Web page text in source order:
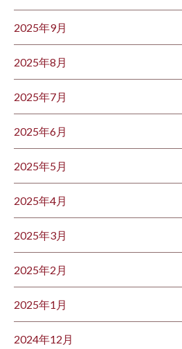
2025年9月
2025年8月
2025年7月
2025年6月
2025年5月
2025年4月
2025年3月
2025年2月
2025年1月
2024年12月